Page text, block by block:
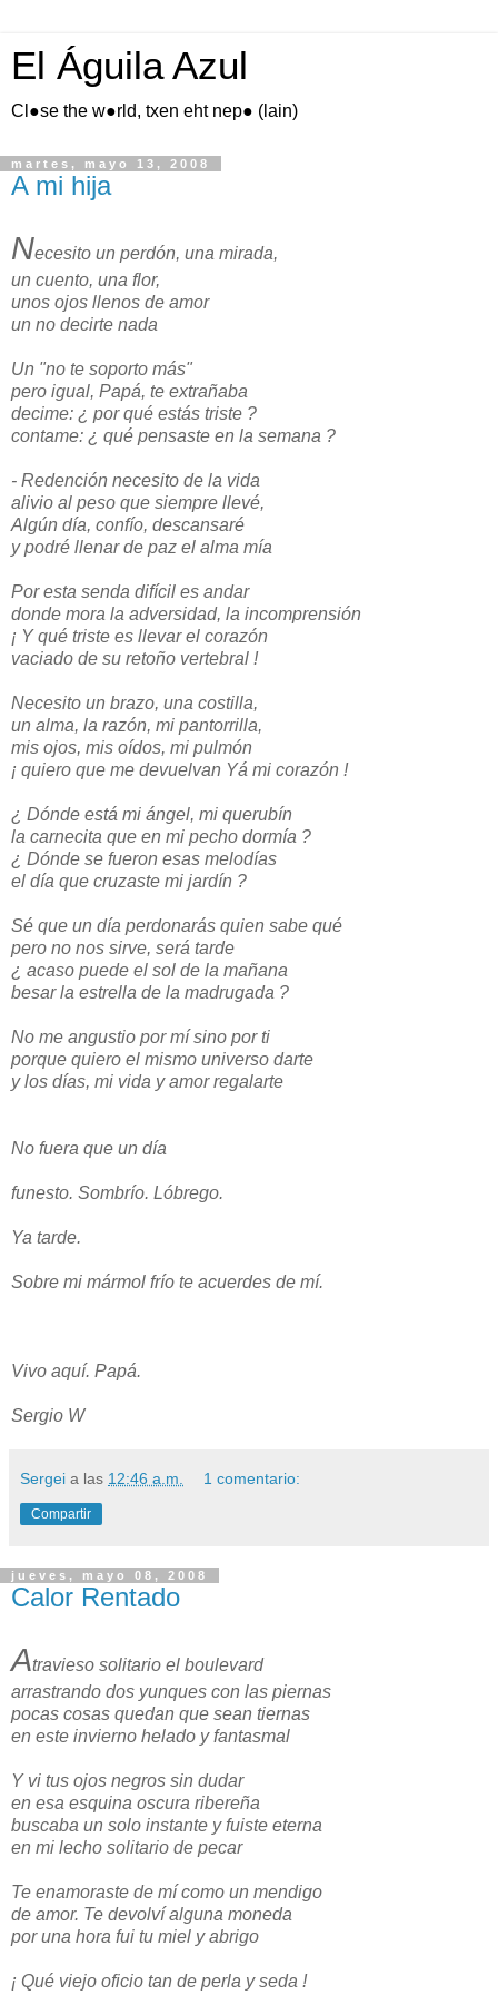
El Águila Azul
Cl●se the w●rld, txen eht nep● (lain)
martes, mayo 13, 2008
A mi hija
Necesito un perdón, una mirada,
un cuento, una flor,
unos ojos llenos de amor
un no decirte nada
Un "no te soporto más"
pero igual, Papá, te extrañaba
decime: ¿ por qué estás triste ?
contame: ¿ qué pensaste en la semana ?
- Redención necesito de la vida
alivio al peso que siempre llevé,
Algún día, confío, descansaré
y podré llenar de paz el alma mía
Por esta senda difícil es andar
donde mora la adversidad, la incomprensión
¡ Y qué triste es llevar el corazón
vaciado de su retoño vertebral !
Necesito un brazo, una costilla,
un alma, la razón, mi pantorrilla,
mis ojos, mis oídos, mi pulmón
¡ quiero que me devuelvan Yá mi corazón !
¿ Dónde está mi ángel, mi querubín
la carnecita que en mi pecho dormía ?
¿ Dónde se fueron esas melodías
el día que cruzaste mi jardín ?
Sé que un día perdonarás quien sabe qué
pero no nos sirve, será tarde
¿ acaso puede el sol de la mañana
besar la estrella de la madrugada ?
No me angustio por mí sino por ti
porque quiero el mismo universo darte
y los días, mi vida y amor regalarte
No fuera que un día
funesto. Sombrío. Lóbrego.
Ya tarde.
Sobre mi mármol frío te acuerdes de mí.
Vivo aquí. Papá.
Sergio W
Sergei a las 12:46 a.m. 1 comentario:
Compartir
jueves, mayo 08, 2008
Calor Rentado
Atravieso solitario el boulevard
arrastrando dos yunques con las piernas
pocas cosas quedan que sean tiernas
en este invierno helado y fantasmal
Y vi tus ojos negros sin dudar
en esa esquina oscura ribereña
buscaba un solo instante y fuiste eterna
en mi lecho solitario de pecar
Te enamoraste de mí como un mendigo
de amor. Te devolví alguna moneda
por una hora fui tu miel y abrigo
¡ Qué viejo oficio tan de perla y seda !